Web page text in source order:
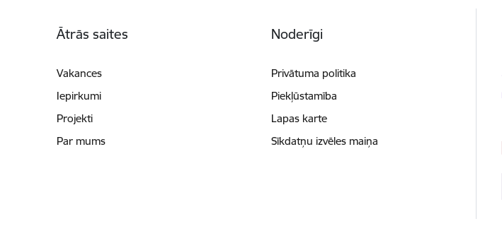
Ātrās saites
Vakances
Iepirkumi
Projekti
Par mums
Noderīgi
Privātuma politika
Piekļūstamība
Lapas karte
Sīkdatņu izvēles maiņa